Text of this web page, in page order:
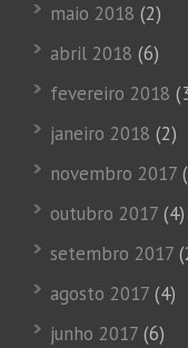
maio 2018 (2)
abril 2018 (6)
fevereiro 2018
janeiro 2018 (2)
novembro 2017
outubro 2017 (4)
setembro 2017
agosto 2017 (4)
junho 2017 (6)